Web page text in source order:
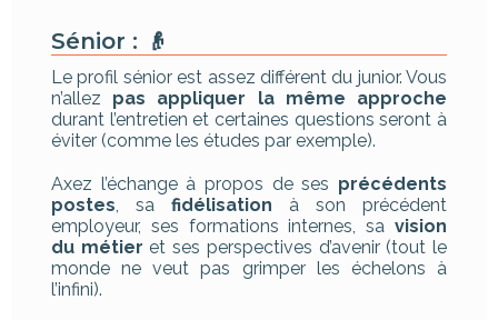
Sénior : 👴
Le profil sénior est assez différent du junior. Vous
n’allez pas appliquer la même approche
durant l’entretien et certaines questions seront à
éviter (comme les études par exemple).
Axez l’échange à propos de ses précédents
postes, sa fidélisation à son précédent
employeur, ses formations internes, sa vision
du métieret ses perspectives d’avenir (tout le
monde ne veut pas grimper les échelons à
l’infini).